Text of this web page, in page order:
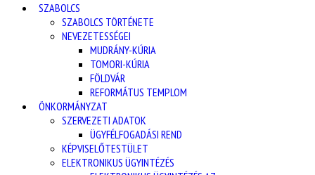
SZABOLCS
SZABOLCS TÖRTÉNETE
NEVEZETESSÉGEI
MUDRÁNY-KÚRIA
TOMORI-KÚRIA
FÖLDVÁR
REFORMÁTUS TEMPLOM
ÖNKORMÁNYZAT
SZERVEZETI ADATOK
ÜGYFÉLFOGADÁSI REND
KÉPVISELŐTESTÜLET
ELEKTRONIKUS ÜGYINTÉZÉS